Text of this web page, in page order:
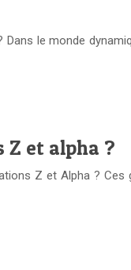
le monde
et alpha ?
Z et Alpha ? Ces